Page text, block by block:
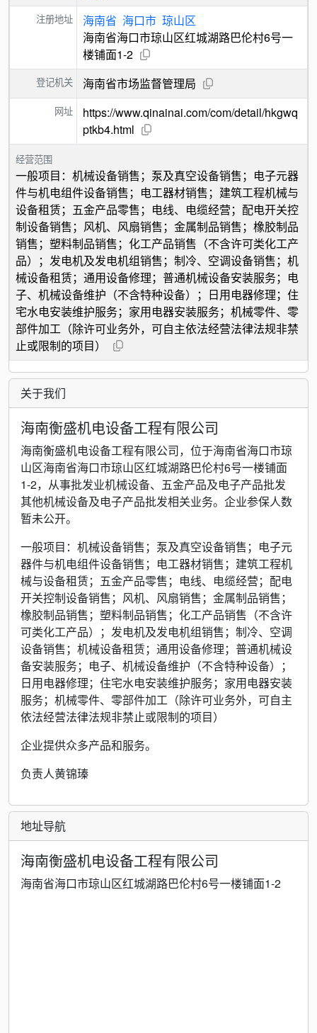
注册地址 海南省 海口市 琼山区
海南省海口市琼山区红城湖路巴伦村6号一
楼铺面1-2
登记机关 海南省市场监督管理局
网址
https://www.qinainai.com/com/detail/hkgwq
ptkb4.html
经营范围
一般项目：机械设备销售；泵及真空设备销售；电子元器
件与机电组件设备销售；电工器材销售；建筑工程机械与
设备租赁；五金产品零售；电线、电缆经营；配电开关控
制设备销售；风机、风扇销售；金属制品销售；橡胶制品
销售；塑料制品销售；化工产品销售（不含许可类化工产
品）；发电机及发电机组销售；制冷、空调设备销售；机
械设备租赁；通用设备修理；普通机械设备安装服务；电
子、机械设备维护（不含特种设备）；日用电器修理；住
宅水电安装维护服务；家用电器安装服务；机械零件、零
部件加工（除许可业务外，可自主依法经营法律法规非禁
止或限制的项目）
关于我们
海南衡盛机电设备工程有限公司
海南衡盛机电设备工程有限公司，位于海南省海口市琼
山区海南省海口市琼山区红城湖路巴伦村6号一楼铺面
1-2，从事批发业机械设备、五金产品及电子产品批发
其他机械设备及电子产品批发相关业务。企业参保人数
暂未公开。
一般项目：机械设备销售；泵及真空设备销售；电子元
器件与机电组件设备销售；电工器材销售；建筑工程机
械与设备租赁；五金产品零售；电线、电缆经营；配电
开关控制设备销售；风机、风扇销售；金属制品销售；
橡胶制品销售；塑料制品销售；化工产品销售（不含许
可类化工产品）；发电机及发电机组销售；制冷、空调
设备销售；机械设备租赁；通用设备修理；普通机械设
备安装服务；电子、机械设备维护（不含特种设备）；
日用电器修理；住宅水电安装维护服务；家用电器安装
服务；机械零件、零部件加工（除许可业务外，可自主
依法经营法律法规非禁止或限制的项目）
企业提供众多产品和服务。
负责人黄锦瑧
地址导航
海南衡盛机电设备工程有限公司
海南省海口市琼山区红城湖路巴伦村6号一楼铺面1-2